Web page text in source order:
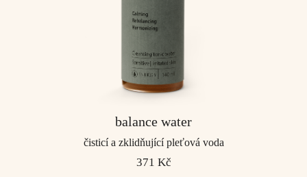
balance water
čisticí a zklidňující pleťová voda
371 Kč